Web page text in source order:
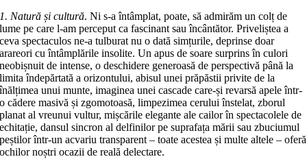
1. Natură și cultură. Ni s-a întâmplat, poate, să admirăm un colț de
lume pe care l-am perceput ca fascinant sau încântător. Priveliștea a
ceva spectaculos ne-a tulburat nu o dată simțurile, deprinse doar
arareori cu întâmplările insolite. Un apus de soare surprins în culori
neobișnuit de intense, o deschidere generoasă de perspectivă până la
limita îndepărtată a orizontului, abisul unei prăpăstii privite de la
înălțimea unui munte, imaginea unei cascade care-și revarsă apele într-
o cădere masivă și zgomotoasă, limpezimea cerului înstelat, zborul
planat al vreunui vultur, mișcările elegante ale cailor în spectacolele de
echitație, dansul sincron al delfinilor pe suprafața mării sau zbuciumul
peștilor într-un acvariu transparent – toate acestea și multe altele – oferă
ochilor noștri ocazii de reală delectare.